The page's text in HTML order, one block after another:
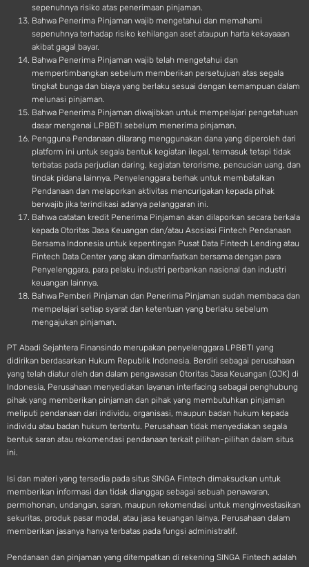
sepenuhnya risiko atas penerimaan pinjaman.
Bahwa Penerima Pinjaman wajib mengetahui dan memahami
sepenuhnya terhadap risiko kehilangan aset ataupun harta kekayaaan
akibat gagal bayar.
Bahwa Penerima Pinjaman wajib telah mengetahui dan
mempertimbangkan sebelum memberikan persetujuan atas segala
tingkat bunga dan biaya yang berlaku sesuai dengan kemampuan dalam
melunasi pinjaman.
Bahwa Penerima Pinjaman diwajibkan untuk mempelajari pengetahuan
dasar mengenai LPBBTI sebelum menerima pinjaman.
Pengguna Pendanaan dilarang menggunakan dana yang diperoleh dari
platform ini untuk segala bentuk kegiatan ilegal, termasuk tetapi tidak
terbatas pada perjudian daring, kegiatan terorisme, pencucian uang, dan
tindak pidana lainnya. Penyelenggara berhak untuk membatalkan
Pendanaan dan melaporkan aktivitas mencurigakan kepada pihak
berwajib jika terindikasi adanya pelanggaran ini.
Bahwa catatan kredit Penerima Pinjaman akan dilaporkan secara berkala
kepada Otoritas Jasa Keuangan dan/atau Asosiasi Fintech Pendanaan
Bersama Indonesia untuk kepentingan Pusat Data Fintech Lending atau
Fintech Data Center yang akan dimanfaatkan bersama dengan para
Penyelenggara, para pelaku industri perbankan nasional dan industri
keuangan lainnya.
Bahwa Pemberi Pinjaman dan Penerima Pinjaman sudah membaca dan
mempelajari setiap syarat dan ketentuan yang berlaku sebelum
mengajukan pinjaman.
PT Abadi Sejahtera Finansindo merupakan penyelenggara LPBBTI yang
didirikan berdasarkan Hukum Republik Indonesia. Berdiri sebagai perusahaan
yang telah diatur oleh dan dalam pengawasan Otoritas Jasa Keuangan (OJK) di
Indonesia, Perusahaan menyediakan layanan interfacing sebagai penghubung
pihak yang memberikan pinjaman dan pihak yang membutuhkan pinjaman
meliputi pendanaan dari individu, organisasi, maupun badan hukum kepada
individu atau badan hukum tertentu. Perusahaan tidak menyediakan segala
bentuk saran atau rekomendasi pendanaan terkait pilihan-pilihan dalam situs
ini.
Isi dan materi yang tersedia pada situs SINGA Fintech dimaksudkan untuk
memberikan informasi dan tidak dianggap sebagai sebuah penawaran,
permohonan, undangan, saran, maupun rekomendasi untuk menginvestasikan
sekuritas, produk pasar modal, atau jasa keuangan lainya. Perusahaan dalam
memberikan jasanya hanya terbatas pada fungsi administratif.
Pendanaan dan pinjaman yang ditempatkan di rekening SINGA Fintech adalah